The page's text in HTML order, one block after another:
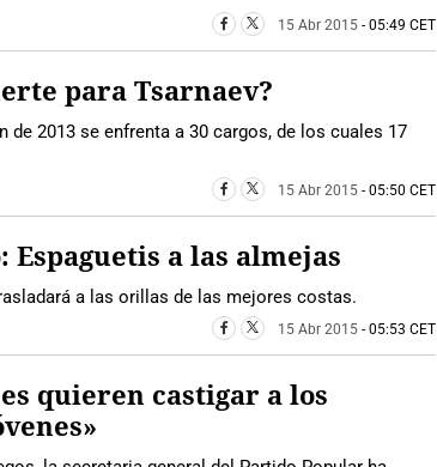
15 Abr 2015 - 05:49 CET
para Tsarnaev?
2013 se enfrenta a 30 cargos, de los cuales 17
15 Abr 2015 - 05:50 CET
a las almejas
a las orillas de las mejores costas.
15 Abr 2015 - 05:53 CET
quieren castigar a los